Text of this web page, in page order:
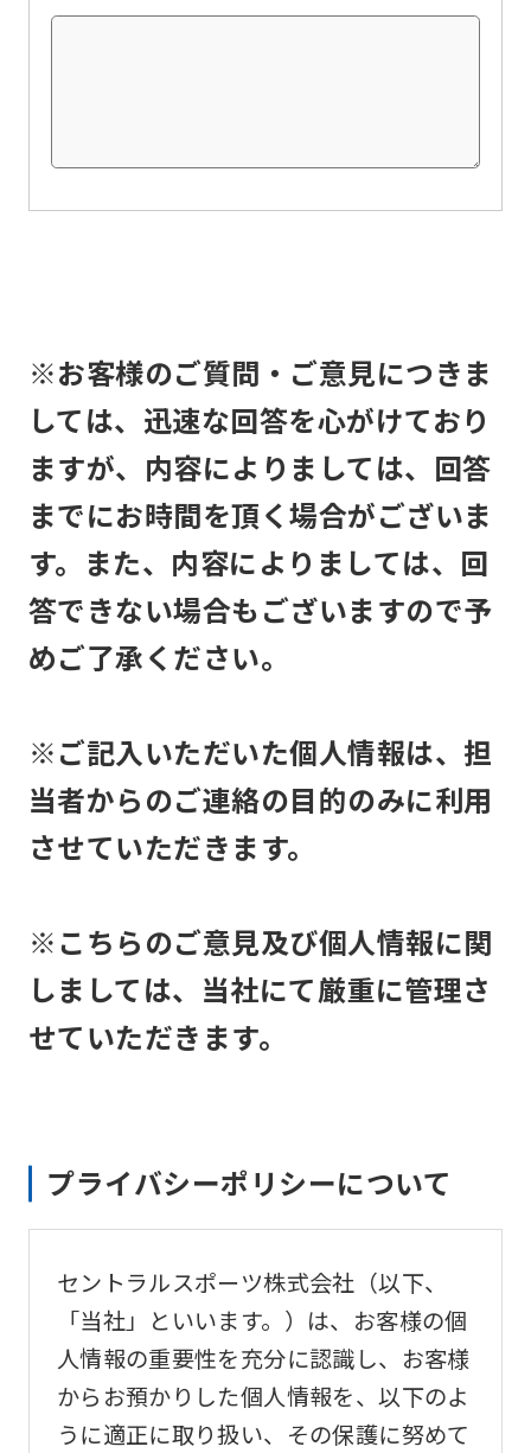
※お客様のご質問・ご意見につきま
しては、迅速な回答を心がけており
ますが、内容によりましては、回答
までにお時間を頂く場合がございま
す。また、内容によりましては、回
答できない場合もございますので予
めご了承ください。
※ご記入いただいた個人情報は、担
当者からのご連絡の目的のみに利用
させていただきます。
※こちらのご意見及び個人情報に関
しましては、当社にて厳重に管理さ
せていただきます。
プライバシーポリシーについて
セントラルスポーツ株式会社（以下、
「当社」といいます。）は、お客様の個
人情報の重要性を充分に認識し、お客様
からお預かりした個人情報を、以下のよ
うに適正に取り扱い、その保護に努めて
this
service.